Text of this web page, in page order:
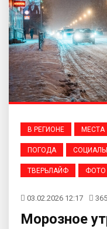
В РЕГИОНЕ МЕСТА
ПОГОДА
ТВЕРЬЛАЙФ ФОТО
03.02.2026 12:17
Морозное